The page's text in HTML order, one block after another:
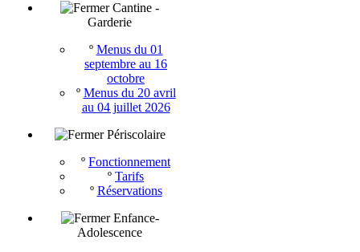
Cantine -
Garderie
º Menus du 01
septembre au 16
octobre
º Menus du 20 avril
au 04 juillet 2026
Périscolaire
º Fonctionnement
º Tarifs
º Réservations
Enfance-
Adolescence